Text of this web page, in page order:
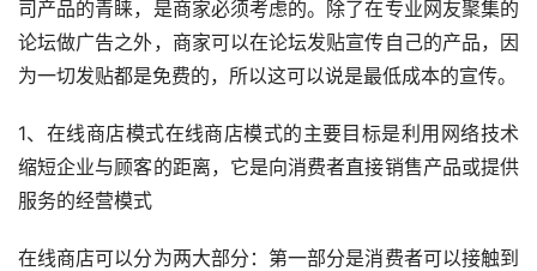
司产品的青睐，是商家必须考虑的。除了在专业网友聚集的
论坛做广告之外，商家可以在论坛发贴宣传自己的产品，因
为一切发贴都是免费的，所以这可以说是最低成本的宣传。
1、在线商店模式在线商店模式的主要目标是利用网络技术
缩短企业与顾客的距离，它是向消费者直接销售产品或提供
服务的经营模式
在线商店可以分为两大部分：第一部分是消费者可以接触到